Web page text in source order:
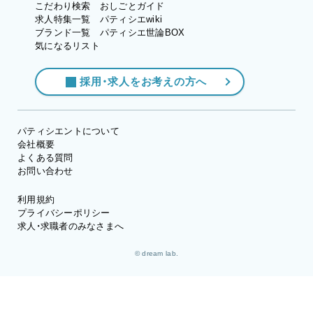
こだわり検索
求人特集一覧
ブランド一覧
気になるリスト
おしごとガイド
パティシエwiki
パティシエ世論BOX
採用・求人をお考えの方へ
パティシエントについて
会社概要
よくある質問
お問い合わせ
利用規約
プライバシーポリシー
求人・求職者のみなさまへ
© dream lab.